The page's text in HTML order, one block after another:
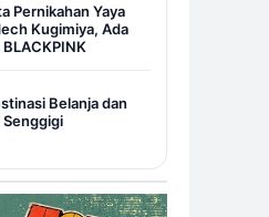
Pernikahan Yaya
Kugimiya, Ada
Belanja dan
Senggigi